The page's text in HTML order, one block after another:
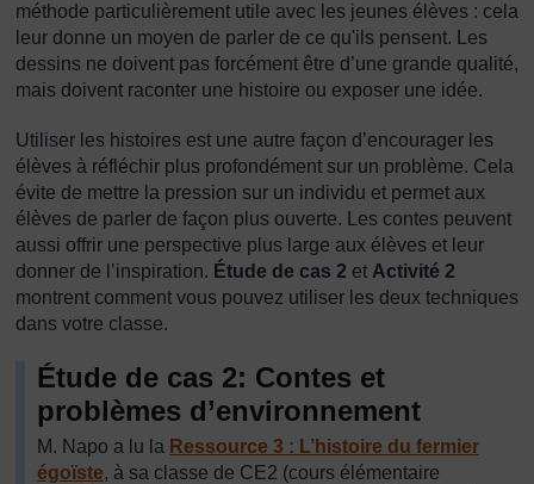
méthode particulièrement utile avec les jeunes élèves : cela
leur donne un moyen de parler de ce qu'ils pensent. Les
dessins ne doivent pas forcément être d’une grande qualité,
mais doivent raconter une histoire ou exposer une idée.
Utiliser les histoires est une autre façon d’encourager les
élèves à réfléchir plus profondément sur un problème. Cela
évite de mettre la pression sur un individu et permet aux
élèves de parler de façon plus ouverte. Les contes peuvent
aussi offrir une perspective plus large aux élèves et leur
donner de l’inspiration. Étude de cas 2 et Activité 2
montrent comment vous pouvez utiliser les deux techniques
dans votre classe.
Étude de cas 2: Contes et
problèmes d’environnement
M. Napo a lu la Ressource 3 : L’histoire du fermier
égoïste, à sa classe de CE2 (cours élémentaire